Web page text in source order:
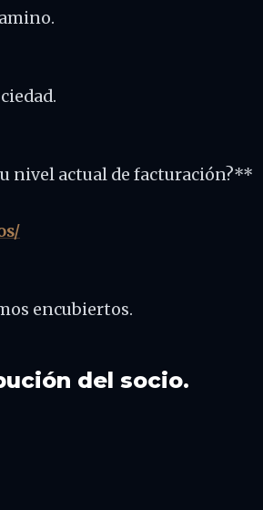
nivel actual de facturación?**
encubiertos.
del socio.